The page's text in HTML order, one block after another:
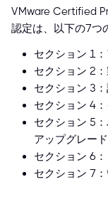
VMware Certified
認定は、以下の7つ
セクション 1
セクション 2
セクション 3
セクション 4
セクション 5
アップグレード
セクション 6
セクション 7